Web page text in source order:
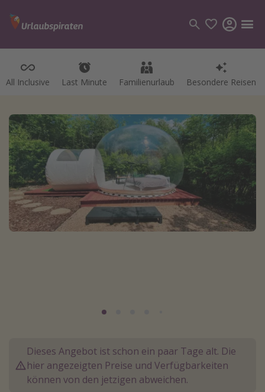
All Inclusive Last Minute Familienurlaub Besondere Reisen
Kategorien
Hotel
Pauschalreisen
Kreuzfahrten
Reiseziele
Alle Reiseziele
Krabi Urlaub
Tulum Urlaub
Dieses Angebot ist schon ein paar Tage alt. Die
hier angezeigten Preise und Verfügbarkeiten
können von den jetzigen abweichen.